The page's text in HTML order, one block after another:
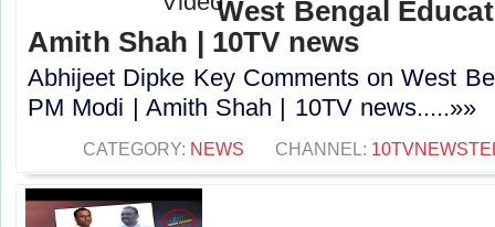
West Bengal
Amith Shah | 10TV news
Abhijeet Dipke Key Comments on West
PM Modi | Amith Shah | 10TV news.....»»
CATEGORY: NEWS CHANNEL: